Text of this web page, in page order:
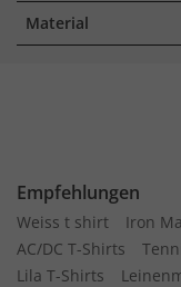
Material
Empfehlungen
Weiss t shirt Iron
AC/DC T-Shirts
Lila T-Shirts